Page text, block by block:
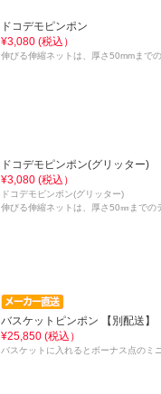
ドコデモピンポン
¥3,080 (税込）
伸びる伸縮ネットは、厚さ50mmまで
ドコデモピンポン(グリッター)
¥3,080 (税込）
ドコデモピンポン(グリッター)
伸びる伸縮ネットは、厚さ50㎜までの
バスケットピンポン 【別配送】
¥25,850 (税込）
バスケットに入れるとボーナス点のミ